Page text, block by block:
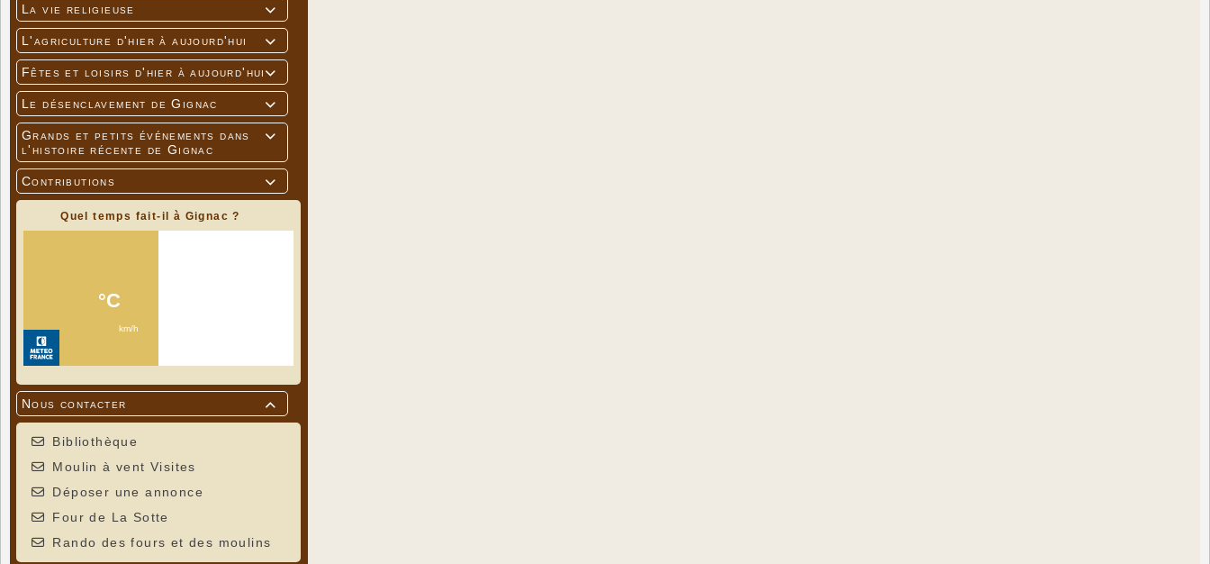

La vie religieuse

L'agriculture d'hier à aujourd'hui

Fêtes et loisirs d'hier à aujourd'hui

Le désenclavement de Gignac

Grands et petits événements dans
l'histoire récente de Gignac

Contributions
Quel temps fait-il à Gignac ?

Nous contacter
Bibliothèque
Moulin à vent Visites
Déposer une annonce
Four de La Sotte
Rando des fours et des moulins